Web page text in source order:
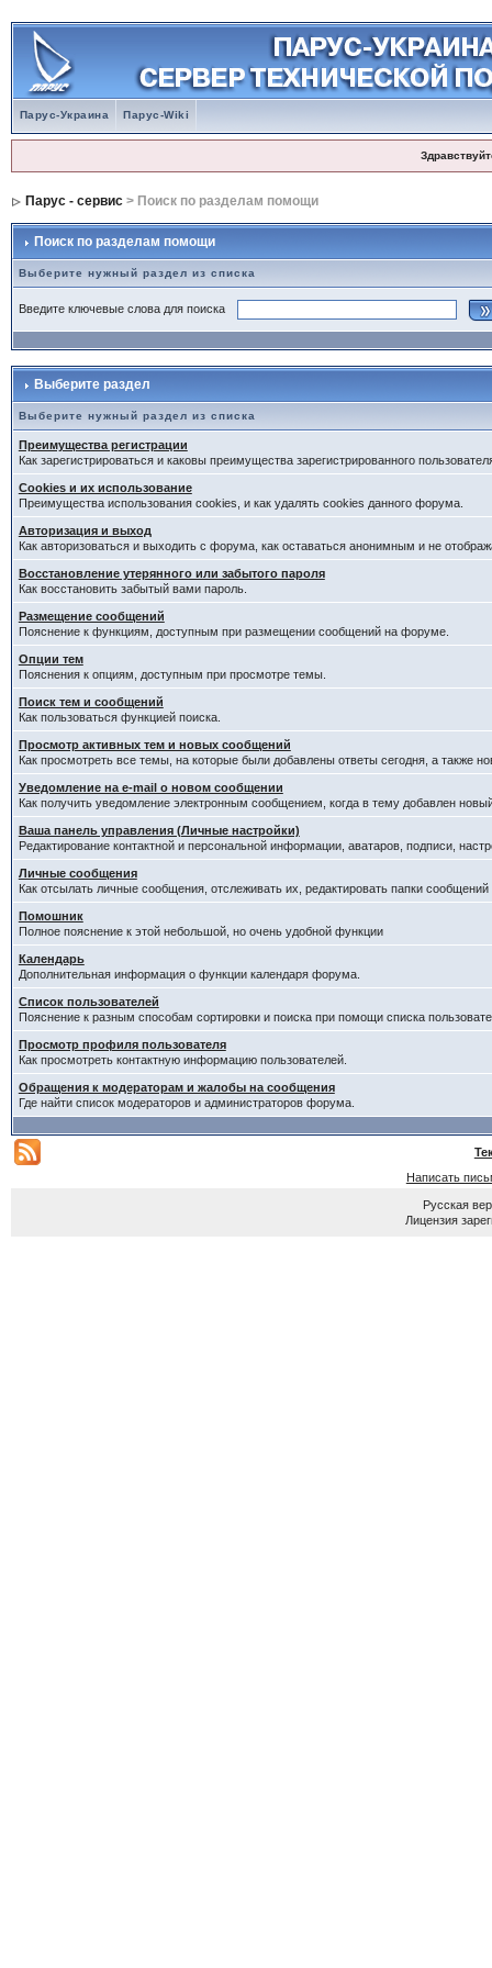
Парус-Украина Парус-Wiki
Парус - сервис> Поиск по разделам помощи
Поиск по разделам помощи
Выберите нужный раздел из списка
Введите ключевые слова для поиска
Выберите раздел
Выберите нужный раздел из списка
Преимущества регистрации
Как зарегистрироваться и каковы преимущества зарегистрированного
Cookies и их использование
Преимущества использования cookies, и как удалять cookies данного форума.
Авторизация и выход
Как авторизоваться и выходить с форума, как оставаться анонимным и не
Восстановление утерянного или забытого пароля
Как восстановить забытый вами пароль.
Размещение сообщений
Пояснение к функциям, доступным при размещении сообщений на форуме.
Опции тем
Пояснения к опциям, доступным при просмотре темы.
Поиск тем и сообщений
Как пользоваться функцией поиска.
Просмотр активных тем и новых сообщений
Как просмотреть все темы, на которые были добавлены ответы сегодня, а также
Уведомление на е-mail о новом сообщении
Как получить уведомление электронным сообщением, когда в тему добавлен
Ваша панель управления (Личные настройки)
Редактирование контактной и персональной информации, аватаров, подписи,
Личные сообщения
Как отсылать личные сообщения, отслеживать их, редактировать папки
Помошник
Полное пояснение к этой небольшой, но очень удобной функции
Календарь
Дополнительная информация о функции календаря форума.
Список пользователей
Пояснение к разным способам сортировки и поиска при помощи списка
Просмотр профиля пользователя
Как просмотреть контактную информацию пользователей.
Обращения к модераторам и жалобы на сообщения
Где найти список модераторов и администраторов форума.
Написать
Русская
Лицензия